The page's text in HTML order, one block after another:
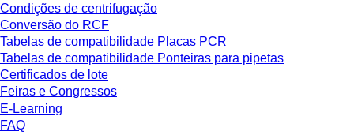
Condições de centrifugação
Conversão do RCF
Tabelas de compatibilidade Placas PCR
Tabelas de compatibilidade Ponteiras para pipetas
Certificados de lote
Feiras e Congressos
E-Learning
FAQ